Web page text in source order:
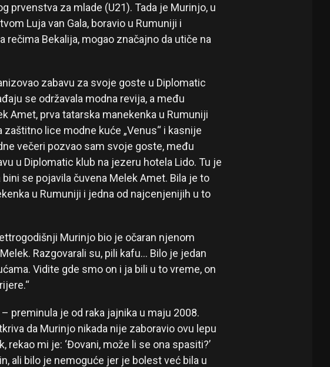
prvenstva za mlade (U21). Tada je Murinjo, u
Luja van Gala, boravio u Rumuniji i
Bekalija, mogao značajno da utiče na
zabavu za svoje goste u Diplomatic
se održavala modna revija, a među
Amet, prva tatarska manekenka u Rumuniji
lice modne kuće „Venus“ i kasnije
večeri pozvao sam svoje goste, među
u Diplomatic klub na jezeru hotela Lido. Tu je
se pojavila čuvena Melek Amet. Bila je to
u Rumuniji i jedna od najcenjenijih u to
Murinjo bio je očaran njenom
Razgovarali su, pili kafu… Bilo je jedan
Vidite gde smo on i ja bili u to vreme, on
preminula je od raka jajnika u maju 2008.
da Murinjo nikada nije zaboravio ovu lepu
rekao mi je: ‘Đovani, može li se ona spasiti?’
ali bilo je nemoguće jer je bolest već bila u